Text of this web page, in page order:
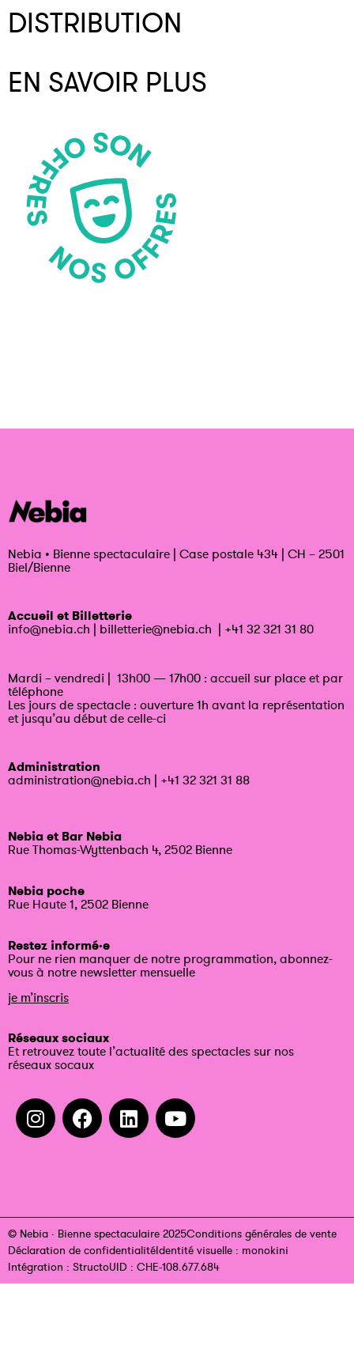
DISTRIBUTION
EN SAVOIR PLUS
Nebia • Bienne spectaculaire | Case postale 434 | CH – 2501
Biel/Bienne
Accueil et Billetterie
info@nebia.ch | billetterie@nebia.ch | +41 32 321 31 80
Mardi – vendredi | 13h00 — 17h00 : accueil sur place et par
téléphone
Les jours de spectacle : ouverture 1h avant la représentation
et jusqu’au début de celle-ci
Administration
administration@nebia.ch | +41 32 321 31 88
Nebia et Bar Nebia
Rue Thomas-Wyttenbach 4, 2502 Bienne
Nebia poche
Rue Haute 1, 2502 Bienne
Restez informé·e
Pour ne rien manquer de notre programmation, abonnez-
vous à notre newsletter mensuelle
je m’inscris
Réseaux sociaux
Et retrouvez toute l’actualité des spectacles sur nos
réseaux socaux
© Nebia · Bienne spectaculaire 2025Conditions générales de vente
Déclaration de confidentialitéIdentité visuelle : monokini
Intégration : StructoUID : CHE-108.677.684